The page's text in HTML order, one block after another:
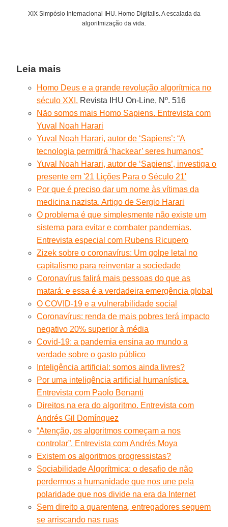
XIX Simpósio Internacional IHU. Homo Digitalis. A escalada da
algoritmização da vida.
Leia mais
Homo Deus e a grande revolução algorítmica no
século XXI. Revista IHU On-Line, Nº. 516
Não somos mais Homo Sapiens. Entrevista com
Yuval Noah Harari
Yuval Noah Harari, autor de ‘Sapiens’: “A
tecnologia permitirá ‘hackear’ seres humanos”
Yuval Noah Harari, autor de ‘Sapiens’, investiga o
presente em '21 Lições Para o Século 21'
Por que é preciso dar um nome às vítimas da
medicina nazista. Artigo de Sergio Harari
O problema é que simplesmente não existe um
sistema para evitar e combater pandemias.
Entrevista especial com Rubens Ricupero
Zizek sobre o coronavírus: Um golpe letal no
capitalismo para reinventar a sociedade
Coronavírus falirá mais pessoas do que as
matará: e essa é a verdadeira emergência global
O COVID-19 e a vulnerabilidade social
Coronavírus: renda de mais pobres terá impacto
negativo 20% superior à média
Covid-19: a pandemia ensina ao mundo a
verdade sobre o gasto público
Inteligência artificial: somos ainda livres?
Por uma inteligência artificial humanística.
Entrevista com Paolo Benanti
Direitos na era do algoritmo. Entrevista com
Andrés Gil Domínguez
“Atenção, os algoritmos começam a nos
controlar”. Entrevista com Andrés Moya
Existem os algoritmos progressistas?
Sociabilidade Algorítmica: o desafio de não
perdermos a humanidade que nos une pela
polaridade que nos divide na era da Internet
Sem direito a quarentena, entregadores seguem
se arriscando nas ruas